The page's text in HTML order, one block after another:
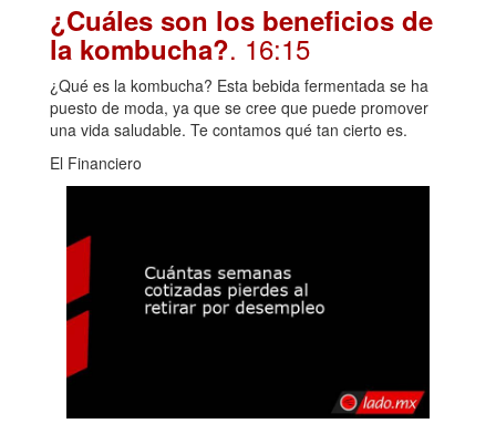
¿Cuáles son los beneficios de
la kombucha?. 16:15
¿Qué es la kombucha? Esta bebida fermentada se ha
puesto de moda, ya que se cree que puede promover
una vida saludable. Te contamos qué tan cierto es.
El Financiero